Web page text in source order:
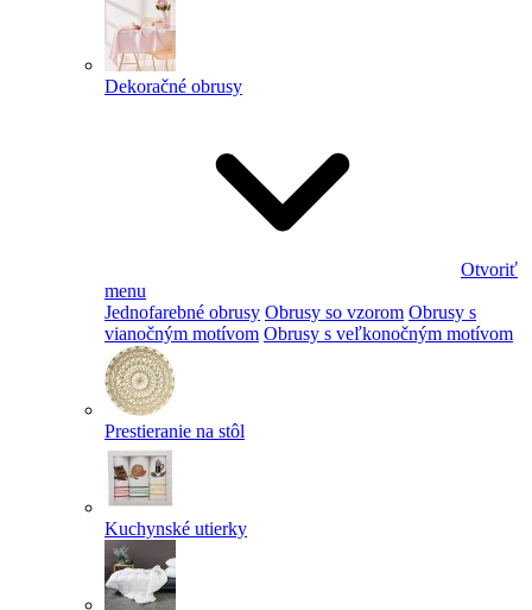
Dekoračné obrusy
Otvoriť
menu
Jednofarebné obrusy Obrusy so vzorom Obrusy s
vianočným motívom Obrusy s veľkonočným motívom
Prestieranie na stôl
Kuchynské utierky